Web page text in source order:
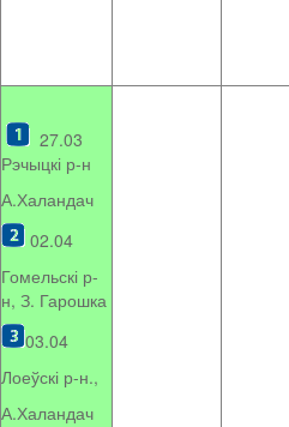
27.03
Рэчыцкі р-н
А.Халандач
02.04
Гомельскі р-
н, З. Гарошка
03.04
Лоеўскі р-н.,
А.Халандач